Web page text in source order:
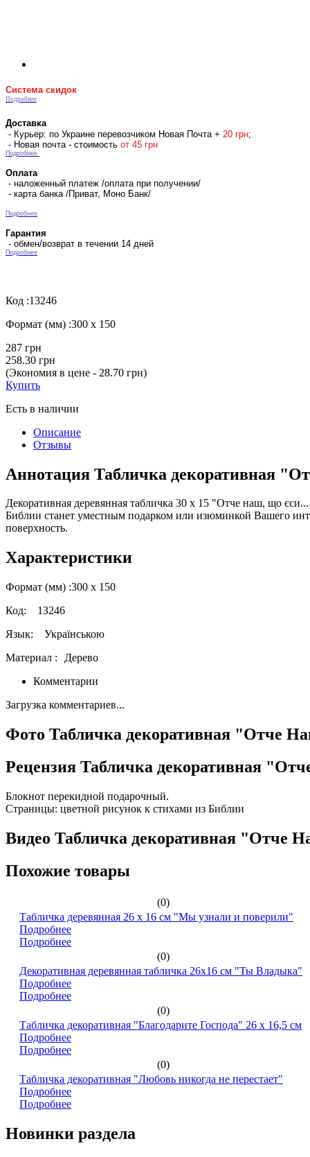
Система скидок
Подробнее
Доставка
- Курьер: по Украине перевозчиком Новая Почта + 20 грн;
- Новая почта - стоимость от 45 грн
Подробнее
Оплата
- наложенный платеж /оплата при получении/
- карта банка /Приват, Моно Банк/
Подробнее
Гарантия
- обмен/возврат в течении 14 дней
Подробнее
Код :13246
Формат (мм) :300 х 150
287 грн
258.30 грн
(Экономия в цене - 28.70 грн)
Купить
Есть в наличии
Описание
Отзывы
Аннотация Табличка декоративная
Декоративная деревянная табличка 30 х 15 "Отче наш, що
Библии станет уместным подарком или изюминкой Вашего
поверхность.
Характеристики
Формат (мм) :300 х 150
Код: 13246
Язык: Українською
Материал :
Дерево
Комментарии
Загрузка комментариев...
Фото Табличка декоративная "Отче
Рецензия Табличка декоративная
Блокнот перекидной подарочный.
Страницы: цветной рисунок к стихами из Библии
Видео Табличка декоративная "Отче
Похожие товары
(0)
Табличка деревянная 26 х 16 см "Мы узнали и поверили"
Подробнее
Подробнее
(0)
Декоративная деревянная табличка 26х16 см "Ты Владыка"
Подробнее
Подробнее
(0)
Табличка декоративная "Благодарите Господа" 26 х 16,5 см
Подробнее
Подробнее
(0)
Табличка декоративная "Любовь никогда не перестает"
Подробнее
Подробнее
Новинки раздела